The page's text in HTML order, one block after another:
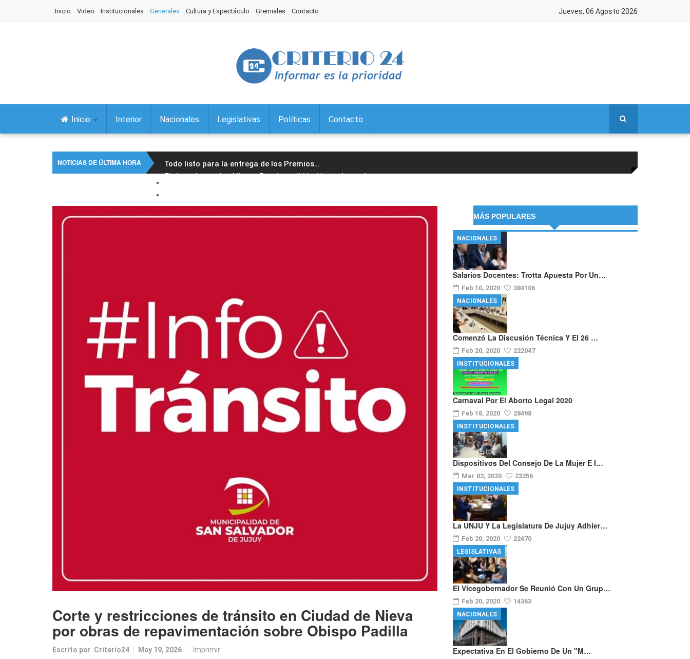
Inicio Video Institucionales Generales Cultura y Espectáculo Gremiales Contacto Jueves, 06 Agosto 2026
Inicio Interior Nacionales Legislativas Políticas Contacto
NOTICIAS DE ÚLTIMA HORA Todo listo para la entrega de los Premios…
El vicegobernador Alberto Bernis recibió al intendente de…
Fiestas patronales en Palpalá: acto protocolar, desfile y…
Corte y restricciones de tránsito en Ciudad de Nieva
por obras de repavimentación sobre Obispo Padilla
Escrito por Criterio24 May 19, 2026 Imprimir
MÁS POPULARES
Salarios Docentes: Trotta Apuesta Por Un…
Feb 10, 2020 384106
NACIONALES
Comenzó La Discusión Técnica Y El 26 …
Feb 20, 2020 222047
NACIONALES
Carnaval Por El Aborto Legal 2020
Feb 18, 2020 28498
INSTITUCIONALES
Dispositivos Del Consejo De La Mujer E I…
Mar 02, 2020 23256
INSTITUCIONALES
La UNJU Y La Legislatura De Jujuy Adhier…
Feb 20, 2020 22470
INSTITUCIONALES
El Vicegobernador Se Reunió Con Un Grup…
Feb 20, 2020 14363
LEGISLATIVAS
Expectativa En El Gobierno De Un "m…
NACIONALES